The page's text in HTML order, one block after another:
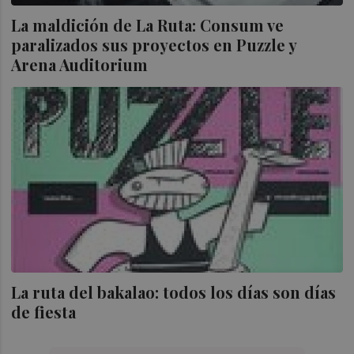
La maldición de La Ruta: Consum ve
paralizados sus proyectos en Puzzle y
Arena Auditorium
La ruta del bakalao: todos los días son días
de fiesta